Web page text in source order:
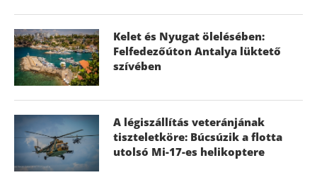
Kelet és Nyugat ölelésében:
Felfedezőúton Antalya lüktető
szívében
A légiszállítás veteránjának
tiszteletköre: Búcsúzik a flotta
utolsó Mi-17-es helikoptere